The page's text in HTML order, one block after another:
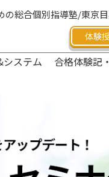
総合個別指導塾/東京
体験
システム 合格体験記